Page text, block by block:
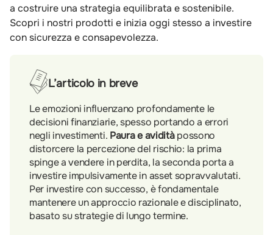
a costruire una strategia equilibrata e sostenibile.
Scopri i nostri prodotti e inizia oggi stesso a investire
con sicurezza e consapevolezza.
L’articolo in breve
Le emozioni influenzano profondamente le
decisioni finanziarie, spesso portando a errori
negli investimenti. Paura e aviditàpossono
distorcere la percezione del rischio: la prima
spinge a vendere in perdita, la seconda porta a
investire impulsivamente in asset sopravvalutati.
Per investire con successo, è fondamentale
mantenere un approccio razionale e disciplinato,
basato su strategie di lungo termine.